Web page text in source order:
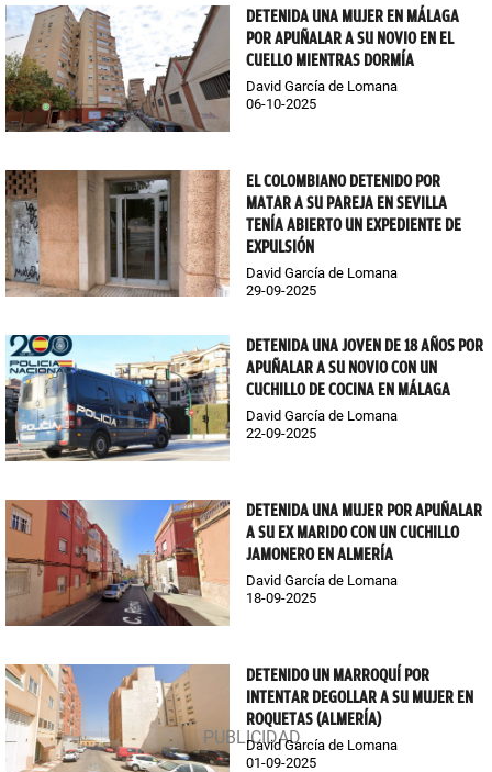
DETENIDA UNA MUJER EN MÁLAGA
POR APUÑALAR A SU NOVIO EN EL
CUELLO MIENTRAS DORMÍA
David García de Lomana
06-10-2025
EL COLOMBIANO DETENIDO POR
MATAR A SU PAREJA EN SEVILLA
TENÍA ABIERTO UN EXPEDIENTE DE
EXPULSIÓN
David García de Lomana
29-09-2025
DETENIDA UNA JOVEN DE 18 AÑOS POR
APUÑALAR A SU NOVIO CON UN
CUCHILLO DE COCINA EN MÁLAGA
David García de Lomana
22-09-2025
DETENIDA UNA MUJER POR APUÑALAR
A SU EX MARIDO CON UN CUCHILLO
JAMONERO EN ALMERÍA
David García de Lomana
18-09-2025
DETENIDO UN MARROQUÍ POR
INTENTAR DEGOLLAR A SU MUJER EN
ROQUETAS (ALMERÍA)
David García de Lomana
01-09-2025